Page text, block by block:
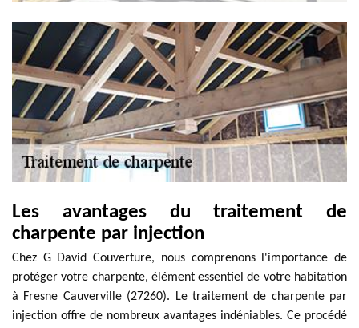
Les avantages du traitement de
charpente par injection
Chez G David Couverture, nous comprenons l'importance de
protéger votre charpente, élément essentiel de votre habitation
à Fresne Cauverville (27260). Le traitement de charpente par
injection offre de nombreux avantages indéniables. Ce procédé